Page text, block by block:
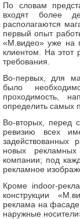
По словам
входят более
располагаются
первый опыт
«М.видео» уже на
клиентом. На этот
требования.
Во-первых, для
было
проходимость,
определить самых
Во-вторых, перед
ревизию всех
новых
компании; под
рекламное
Кроме indoor-
конструкции
реклама на фасаде
наружные